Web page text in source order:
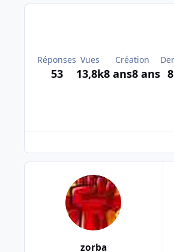
Réponses
53
Vues
13,8k
Création
8 ans8 ans
zorba